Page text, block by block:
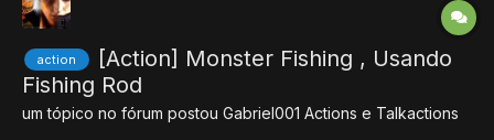
action
[Action] Monster Fishing , Usando
Fishing Rod
um tópico no fórum postou Gabriel001 Actions e Talkactions